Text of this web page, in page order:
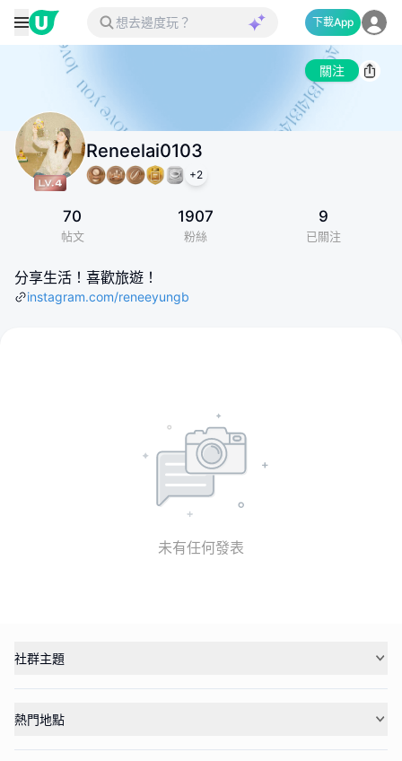
下載App
關注
Reneelai0103
+2
70
帖文
1907
粉絲
9
已關注
分享生活！喜歡旅遊！
instagram.com/reneeyungb
未有任何發表
社群主題
熱門地點